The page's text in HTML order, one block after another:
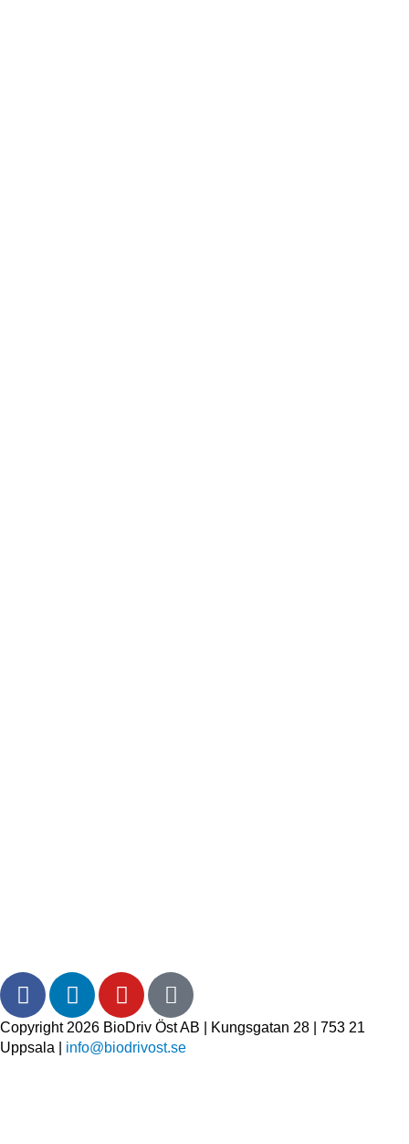
Copyright 2026 BioDriv Öst AB | Kungsgatan 28 | 753 21
Uppsala | info@biodrivost.se